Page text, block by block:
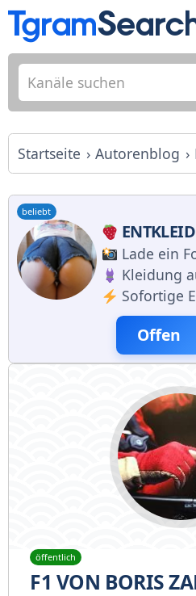
Startseite Autorenblog
beliebt
Lade ein
Kleidung
Sofortige
Offen
öffentlich
F1 VON BORIS